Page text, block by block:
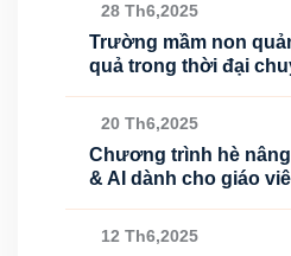
28 Th6,2025
Trường mầm non
quả trong thời đại
20 Th6,2025
Chương trình hè
& AI dành cho giáo
12 Th6,2025